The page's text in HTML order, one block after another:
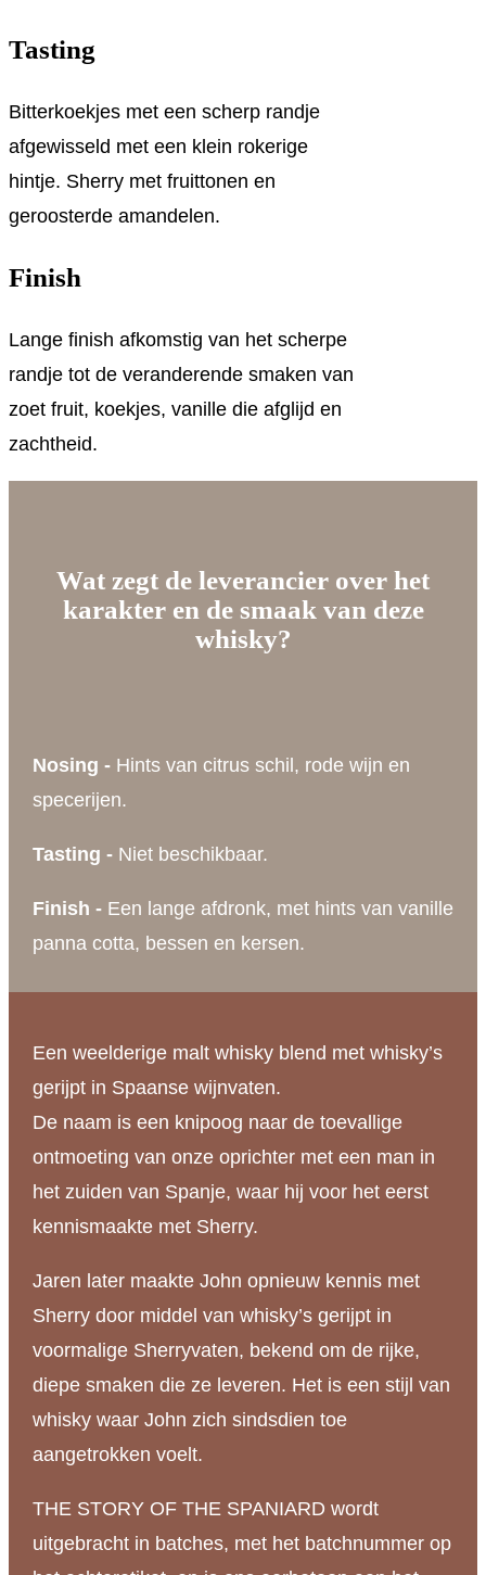
Tasting
Bitterkoekjes met een scherp randje
afgewisseld met een klein rokerige
hintje. Sherry met fruittonen en
geroosterde amandelen.
Finish
Lange finish afkomstig van het scherpe
randje tot de veranderende smaken van
zoet fruit, koekjes, vanille die afglijd en
zachtheid.
Wat zegt de leverancier over het
karakter en de smaak van deze
whisky?
Nosing - Hints van citrus schil, rode wijn en
specerijen.
Tasting - Niet beschikbaar.
Finish - Een lange afdronk, met hints van vanille
panna cotta, bessen en kersen.
Een weelderige malt whisky blend met whisky’s
gerijpt in Spaanse wijnvaten.
De naam is een knipoog naar de toevallige
ontmoeting van onze oprichter met een man in
het zuiden van Spanje, waar hij voor het eerst
kennismaakte met Sherry.
Jaren later maakte John opnieuw kennis met
Sherry door middel van whisky’s gerijpt in
voormalige Sherryvaten, bekend om de rijke,
diepe smaken die ze leveren. Het is een stijl van
whisky waar John zich sindsdien toe
aangetrokken voelt.
THE STORY OF THE SPANIARD wordt
uitgebracht in batches, met het batchnummer op